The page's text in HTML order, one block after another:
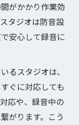
がかかり作業効
タジオは防音設
安心して録音に
るスタジオは、
ぐに対応しても
応や、録音中の
がります。こう